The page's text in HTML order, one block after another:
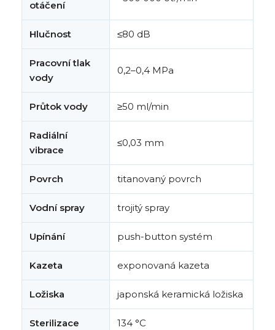
otáčení
Hlučnost ≤80 dB
Pracovní tlak
vody
0,2–0,4 MPa
Průtok vody ≥50 ml/min
Radiální
vibrace
≤0,03 mm
Povrch titanovaný povrch
Vodní spray trojitý spray
Upínání push-button systém
Kazeta exponovaná kazeta
Ložiska japonská keramická ložiska
Sterilizace 134 °C